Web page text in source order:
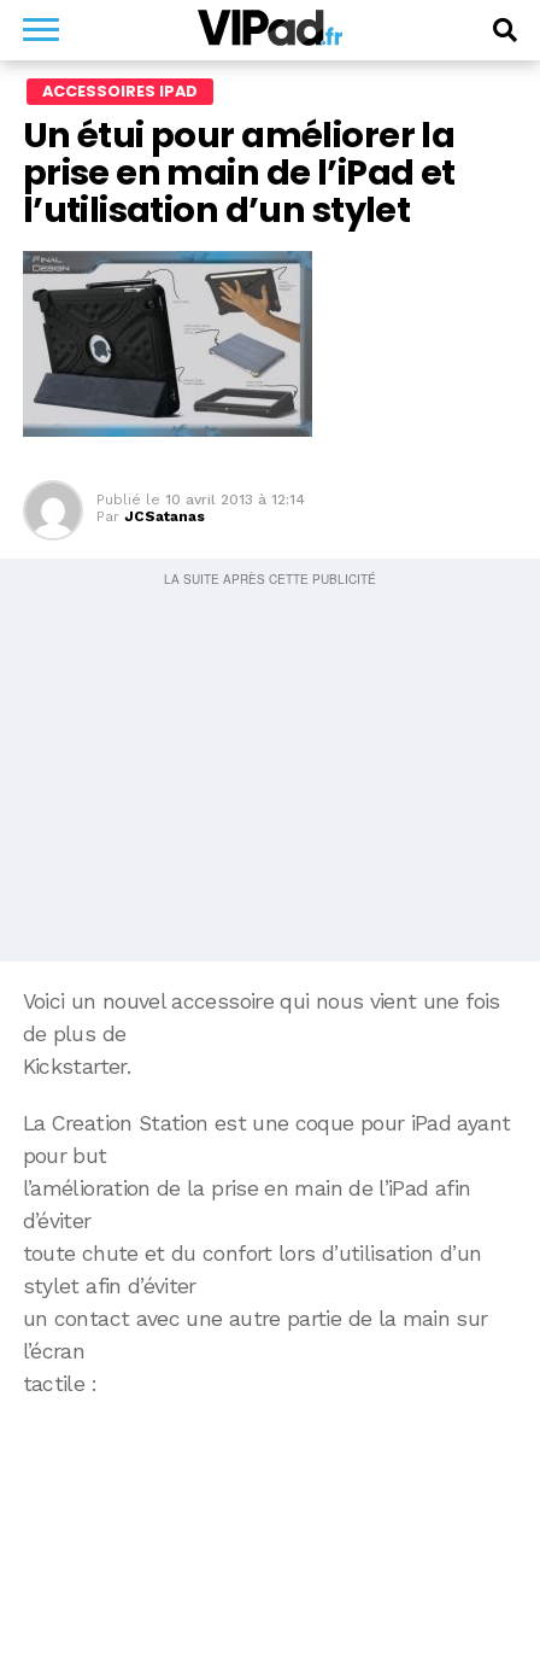
ACCESSOIRES IPAD
Un étui pour améliorer la
prise en main de l’iPad et
l’utilisation d’un stylet
Publié le 10 avril 2013 à 12:14
Par JCSatanas
Voici un nouvel accessoire qui nous vient une fois
de plus de
Kickstarter.
La Creation Station est une coque pour iPad ayant
pour but
l’amélioration de la prise en main de l’iPad afin
d’éviter
toute chute et du confort lors d’utilisation d’un
stylet afin d’éviter
un contact avec une autre partie de la main sur
l’écran
tactile :